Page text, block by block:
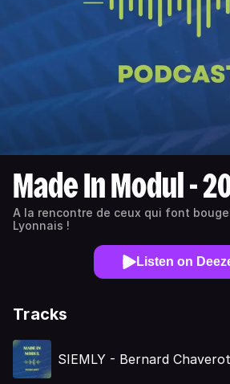
Made In Modul -
A la rencontre de ceux qui font
Lyonnais !
Listen on
Tracks
SIEMLY - Bernard Chaverot